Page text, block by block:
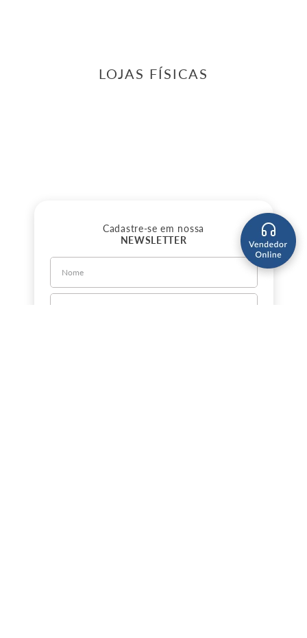
LOJAS FÍSICAS
Cadastre-se em nossa
NEWSLETTER